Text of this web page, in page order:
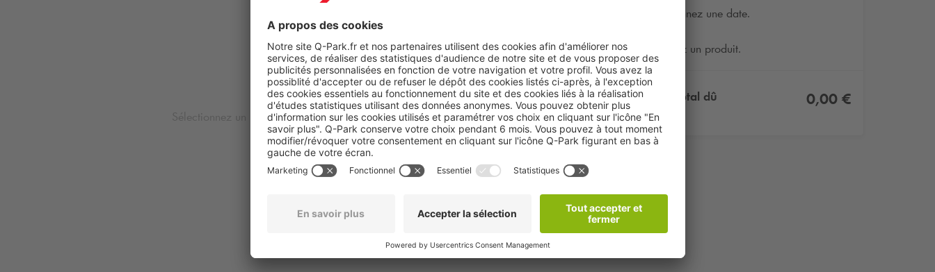
Sélectionnez une date.
Sélectionnez un produit.
Montant total dû
TTC
0,00 €
Sélectionnez un lieu et une date pour afficher tous les
produits disponibles.